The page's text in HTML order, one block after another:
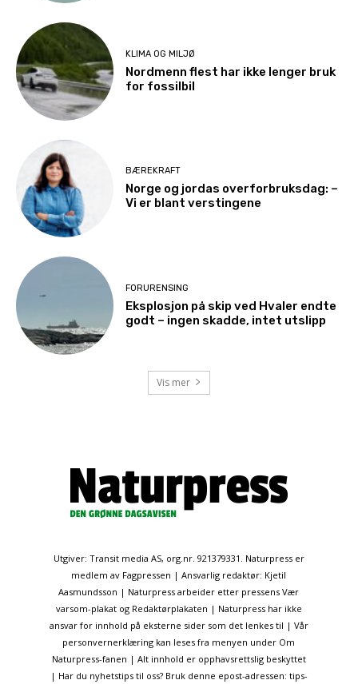
KLIMA OG MILJØ
Nordmenn flest har ikke lenger bruk
for fossilbil
BÆREKRAFT
Norge og jordas overforbruksdag: –
Vi er blant verstingene
FORURENSING
Eksplosjon på skip ved Hvaler endte
godt – ingen skadde, intet utslipp
Vis mer
Utgiver: Transit media AS, org.nr. 921379331. Naturpress er
medlem av Fagpressen | Ansvarlig redaktør: Kjetil
Aasmundsson | Naturpress arbeider etter pressens Vær
varsom-plakat og Redaktørplakaten | Naturpress har ikke
ansvar for innhold på eksterne sider som det lenkes til | Vår
personvernerklæring kan leses fra menyen under Om
Naturpress-fanen | Alt innhold er opphavsrettslig beskyttet
| Har du nyhetstips til oss? Bruk denne epost-adressen: tips-